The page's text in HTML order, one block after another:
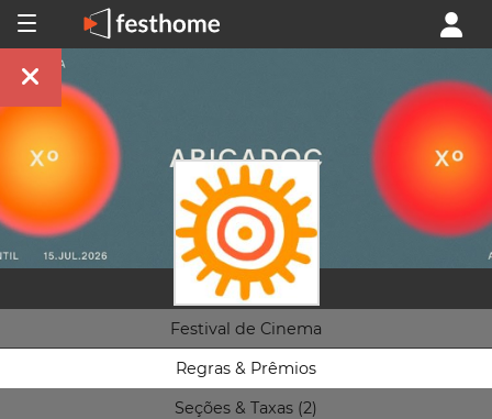
Festival de Cinema
Regras & Prêmios
Seções & Taxas (2)